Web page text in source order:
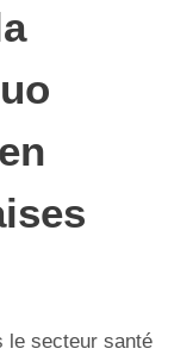
le secteur santé